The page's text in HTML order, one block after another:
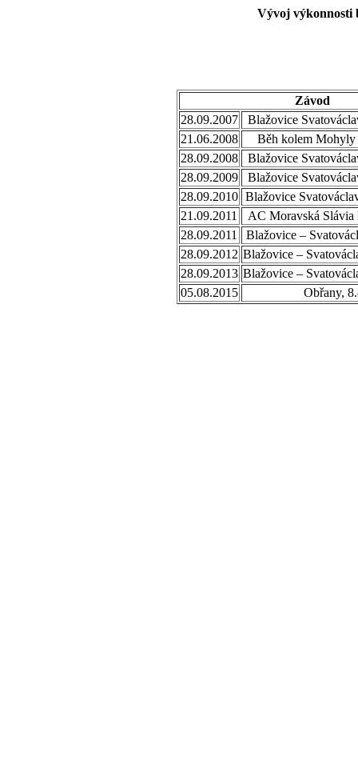
Vývoj výkonnosti
Závod
28.09.2007
Blažovice
21.06.2008
Běh kolem
28.09.2008
Blažovice
28.09.2009
Blažovice
28.09.2010 Blažovice
21.09.2011
AC Moravská Slávia
28.09.2011
Blažovice –
28.09.2012 Blažovice –
28.09.2013 Blažovice –
05.08.2015
Obřany,